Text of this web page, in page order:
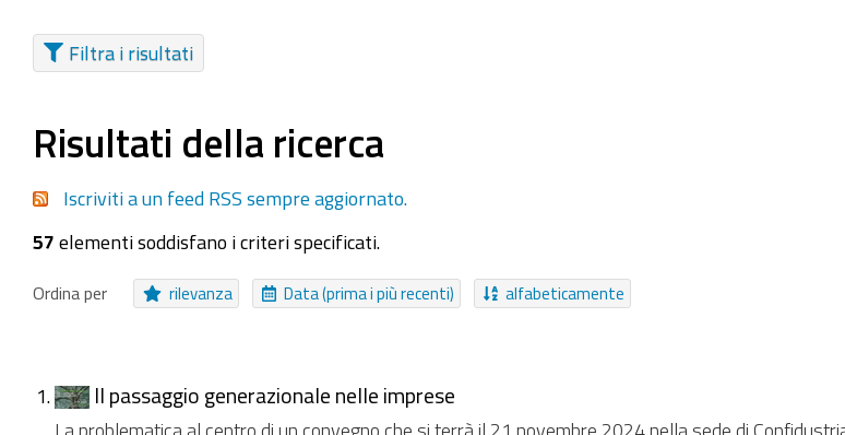
Filtra i risultati
Seleziona tutti o nessuno
Collezione
Cartella Messaggio
EasyForm
Canale Immagine Pagina
Da ieri Nell'ultima settimana Nell'ultimo mese Da sempre
Risultati della ricerca
Iscriviti a un feed RSS sempre aggiornato.
57 elementi soddisfano i criteri specificati.
Ordina per rilevanza Data (prima i più recenti) alfabeticamente
Il passaggio generazionale nelle imprese
La problematica al centro di un convegno che si terrà il 21 novembre 2024 nella sede di